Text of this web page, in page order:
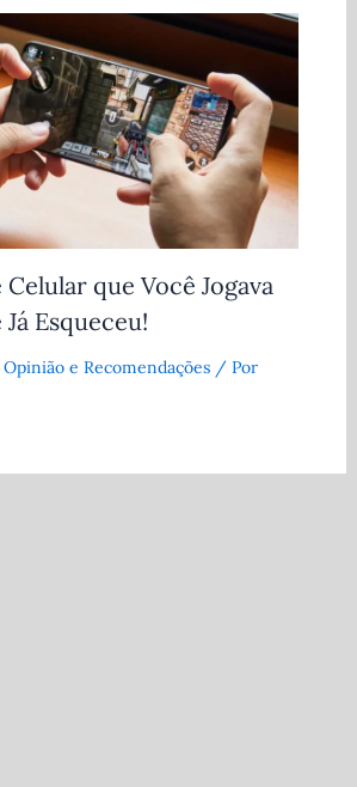
Celular que Você Jogava
Esqueceu!
Opinião e Recomendações/ Por